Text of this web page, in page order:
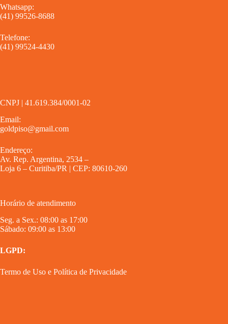
Whatsapp:
(41) 99526-8688
Telefone:
(41) 99524-4430
CNPJ | 41.619.384/0001-02
Email:
goldpiso@gmail.com
Endereço:
Av. Rep. Argentina, 2534 –
Loja 6 – Curitiba/PR | CEP: 80610-260
Horário de atendimento
Seg. a Sex.: 08:00 as 17:00
Sábado: 09:00 as 13:00
LGPD:
Termo de Uso e Política de Privacidade